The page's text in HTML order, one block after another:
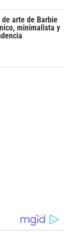
de arte de Barbie
minimalista y